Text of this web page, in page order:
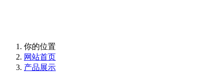
你的位置
网站首页
产品展示